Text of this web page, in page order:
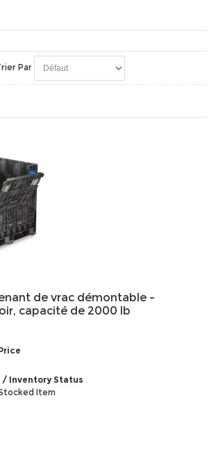
Par
de vrac démontable –
capacité de 2000 lb
Inventory Status
Item